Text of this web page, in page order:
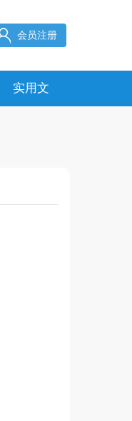
会员注册
实用文